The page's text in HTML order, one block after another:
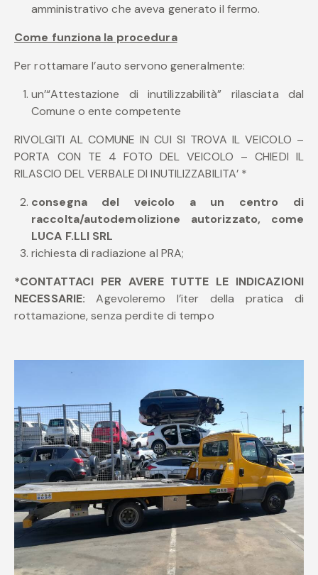
amministrativo che aveva generato il fermo.
Come funziona la procedura
Per rottamare l’auto servono generalmente:
un’“Attestazione di inutilizzabilità” rilasciata dal
Comune o ente competente
RIVOLGITI AL COMUNE IN CUI SI TROVA IL VEICOLO –
PORTA CON TE 4 FOTO DEL VEICOLO – CHIEDI IL
RILASCIO DEL VERBALE DI INUTILIZZABILITA’ *
consegna del veicolo a un centro di
raccolta/autodemolizione autorizzato, come
LUCA F.LLI SRL
richiesta di radiazione al PRA;
*CONTATTACI PER AVERE TUTTE LE INDICAZIONI
NECESSARIE: Agevoleremo l’iter della pratica di
rottamazione, senza perdite di tempo